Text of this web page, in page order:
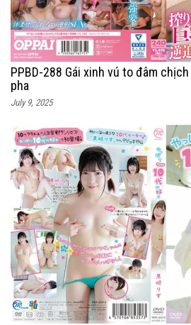
PPBD-288 Gái xinh vú to đâm
pha
July 9, 2025